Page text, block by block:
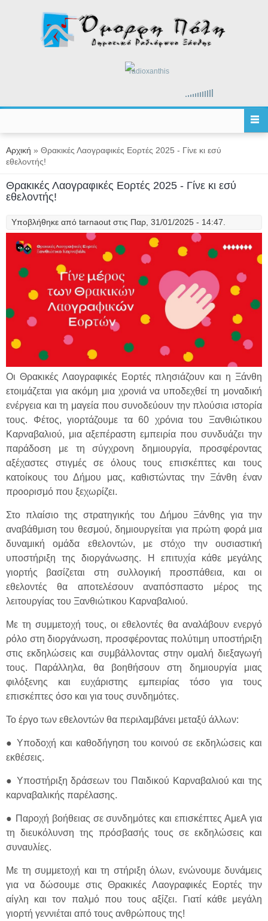
radioxanthis
Είστε εδώ
Αρχική » Θρακικές Λαογραφικές Εορτές 2025 - Γίνε κι εσύ
εθελοντής!
Θρακικές Λαογραφικές Εορτές 2025 - Γίνε κι εσύ
εθελοντής!
Υποβλήθηκε από tarnaout στις Παρ, 31/01/2025 - 14:47.
Οι Θρακικές Λαογραφικές Εορτές πλησιάζουν και η Ξάνθη
ετοιμάζεται για ακόμη μια χρονιά να υποδεχθεί τη μοναδική
ενέργεια και τη μαγεία που συνοδεύουν την πλούσια ιστορία
τους. Φέτος, γιορτάζουμε τα 60 χρόνια του Ξανθιώτικου
Καρναβαλιού, μια αξεπέραστη εμπειρία που συνδυάζει την
παράδοση με τη σύγχρονη δημιουργία, προσφέροντας
αξέχαστες στιγμές σε όλους τους επισκέπτες και τους
κατοίκους του Δήμου μας, καθιστώντας την Ξάνθη έναν
προορισμό που ξεχωρίζει.
Στο πλαίσιο της στρατηγικής του Δήμου Ξάνθης για την
αναβάθμιση του θεσμού, δημιουργείται για πρώτη φορά μια
δυναμική ομάδα εθελοντών, με στόχο την ουσιαστική
υποστήριξη της διοργάνωσης. Η επιτυχία κάθε μεγάλης
γιορτής βασίζεται στη συλλογική προσπάθεια, και οι
εθελοντές θα αποτελέσουν αναπόσπαστο μέρος της
λειτουργίας του Ξανθιώτικου Καρναβαλιού.
Με τη συμμετοχή τους, οι εθελοντές θα αναλάβουν ενεργό
ρόλο στη διοργάνωση, προσφέροντας πολύτιμη υποστήριξη
στις εκδηλώσεις και συμβάλλοντας στην ομαλή διεξαγωγή
τους. Παράλληλα, θα βοηθήσουν στη δημιουργία μιας
φιλόξενης και ευχάριστης εμπειρίας τόσο για τους
επισκέπτες όσο και για τους συνδημότες.
Το έργο των εθελοντών θα περιλαμβάνει μεταξύ άλλων:
● Υποδοχή και καθοδήγηση του κοινού σε εκδηλώσεις και
εκθέσεις.
● Υποστήριξη δράσεων του Παιδικού Καρναβαλιού και της
καρναβαλικής παρέλασης.
● Παροχή βοήθειας σε συνδημότες και επισκέπτες ΑμεΑ για
τη διευκόλυνση της πρόσβασής τους σε εκδηλώσεις και
συναυλίες.
Με τη συμμετοχή και τη στήριξη όλων, ενώνουμε δυνάμεις
για να δώσουμε στις Θρακικές Λαογραφικές Εορτές την
αίγλη και τον παλμό που τους αξίζει. Γιατί κάθε μεγάλη
γιορτή γεννιέται από τους ανθρώπους της!